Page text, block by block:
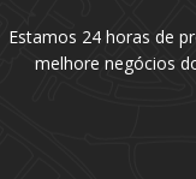
Estamos 24 horas de
melhore negócios